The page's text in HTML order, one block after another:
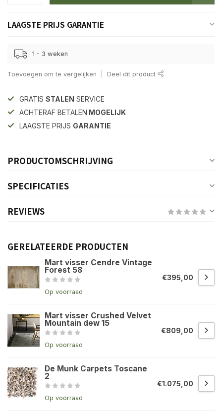
LAAGSTE PRIJS GARANTIE
1 - 3 weken
Toevoegen om te vergelijken Deel dit product
GRATIS STALEN SERVICE
ACHTERAF BETALEN MOGELIJK
LAAGSTE PRIJS GARANTIE
PRODUCTOMSCHRIJVING
SPECIFICATIES
REVIEWS
GERELATEERDE PRODUCTEN
Mart visser Cendre Vintage
Forest 58
Op voorraad
€395,00
Mart visser Crushed Velvet
Mountain dew 15
Op voorraad
€809,00
De Munk Carpets Toscane
2
Op voorraad
€1.075,00